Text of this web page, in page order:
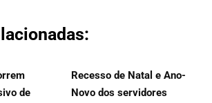
de
Recesso de Natal e Ano-
Novo dos servidores